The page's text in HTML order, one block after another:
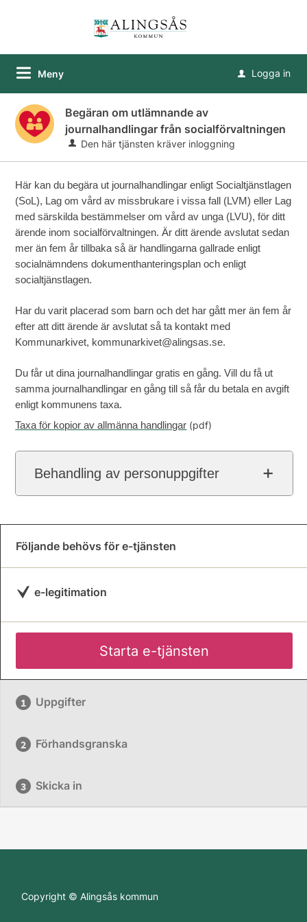
Meny u Logga in
Begäran om utlämnande av
journalhandlingar från socialförvaltningen
Den här tjänsten kräver inloggning
Här kan du begära ut journalhandlingarenligt Socialtjänstlagen
(SoL), Lag om vård av missbrukare i vissa fall (LVM) eller Lag
med särskilda bestämmelser om vård av unga (LVU), för ditt
ärende inom socialförvaltningen. Är ditt ärende avslutat sedan
mer än fem år tillbaka så är handlingarna gallrade enligt
socialnämndens dokumenthanteringsplan och enligt
socialtjänstlagen.
Har du varit placerad som barn och det har gått mer än fem år
efter att ditt ärende är avslutat så ta kontakt med
Kommunarkivet, kommunarkivet@alingsas.se.
Du får ut dina journalhandlingar gratis en gång. Vill du få ut
samma journalhandlingar en gång till så får du betala en avgift
enligt kommunens taxa.
Taxa för kopior av allmänna handlingar (pdf)
Behandling av personuppgifter
Följande behövs för e-tjänsten
e-legitimation
Starta e-tjänsten
Uppgifter
Förhandsgranska
Skicka in
Copyright © Alingsås kommun